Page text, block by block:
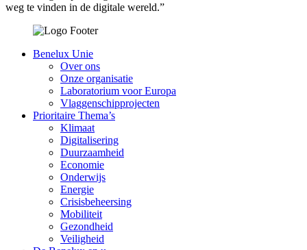
weg te vinden in de digitale wereld.”
Benelux Unie
Over ons
Onze organisatie
Laboratorium voor Europa
Vlaggenschipprojecten
Prioritaire Thema’s
Klimaat
Digitalisering
Duurzaamheid
Economie
Onderwijs
Energie
Crisisbeheersing
Mobiliteit
Gezondheid
Veiligheid